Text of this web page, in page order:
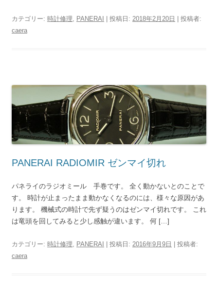
カテゴリー: 時計修理 PANERAI | 投稿日: 2018年2月20日
投稿者:
caera
PANERAI RADIOMIR ゼンマイ切れ
パネライのラジオミール 手巻です。 全く動かないとのことで
す。 時計が止まったまま動かなくなるのには、様々な原因があ
ります。 機械式の時計で先ず疑うのはゼンマイ切れです。 これ
は竜頭を回してみると少し感触が違います。 何 […]
カテゴリー: 時計修理 PANERAI | 投稿日: 2016年9月9日
投稿者:
caera